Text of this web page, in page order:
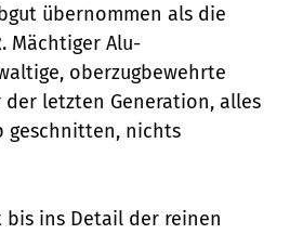
übernommen als die
Mächtiger Alu-
oberzugbewehrte
der letzten Generation, alles
geschnitten, nichts
bis ins Detail der reinen